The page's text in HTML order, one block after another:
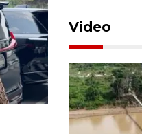
Video